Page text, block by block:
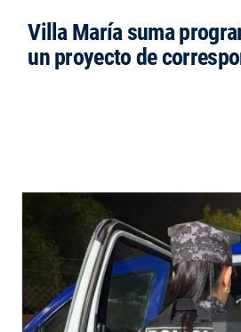
Villa María suma
un proyecto de